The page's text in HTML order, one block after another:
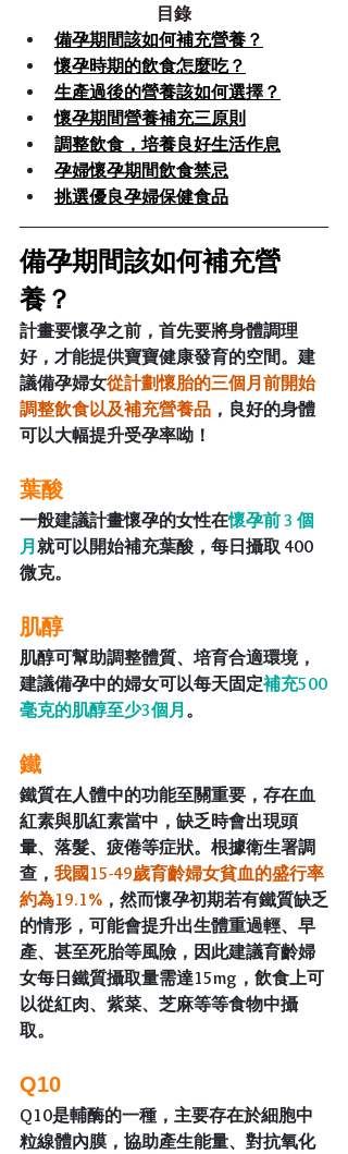
目錄
備孕期間該如何補充營養？
懷孕時期的飲食怎麼吃？
生產過後的營養該如何選擇？
懷孕期間營養補充三原則
調整飲食，培養良好生活作息
孕婦懷孕期間飲食禁忌
挑選優良孕婦保健食品
備孕期間該如何補充營
養？
計畫要懷孕之前，首先要將身體調理
好，才能提供寶寶健康發育的空間。建
議備孕婦女從計劃懷胎的三個月前開始
調整飲食以及補充營養品 ，良好的身體
可以大幅提升受孕率呦！
葉酸
一般建議計畫懷孕的女性在懷孕前 3 個
月 就可以開始補充葉酸，每日攝取 400
微克。
肌醇
肌醇可幫助調整體質、培育合適環境，
建議備孕中的婦女可以每天固定補充500
毫克的肌醇至少3個月 。
鐵
鐵質在人體中的功能至關重要，存在血
紅素與肌紅素當中，缺乏時會出現頭
暈、落髮、疲倦等症狀。根據衛生署調
查， 我國15-49歲育齡婦女貧血的盛行率
約為19.1% ，然而懷孕初期若有鐵質缺乏
的情形，可能會提升出生體重過輕、早
產、甚至死胎等風險，因此建議育齡婦
女每日鐵質攝取量需達15mg ，飲食上可
以從紅肉、紫菜、芝麻等等食物中攝
取。
Q10
Q10是輔酶的一種，主要存在於細胞中
粒線體內膜，協助產生能量、對抗氧化